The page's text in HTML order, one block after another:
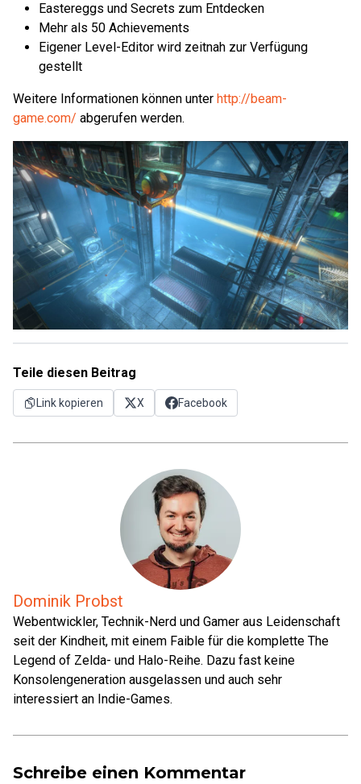
Eastereggs und Secrets zum Entdecken
Mehr als 50 Achievements
Eigener Level-Editor wird zeitnah zur Verfügung
gestellt
Weitere Informationen können unter http://beam-
game.com/ abgerufen werden.
Teile diesen Beitrag
Link kopieren X Facebook
Dominik Probst
Webentwickler, Technik-Nerd und Gamer aus Leidenschaft
seit der Kindheit, mit einem Faible für die komplette The
Legend of Zelda- und Halo-Reihe. Dazu fast keine
Konsolengeneration ausgelassen und auch sehr
interessiert an Indie-Games.
Schreibe einen Kommentar